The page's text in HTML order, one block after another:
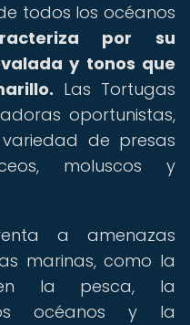
todos los océanos
por su
y tonos que
Las Tortugas
oportunistas,
de presas
moluscos y
a amenazas
marinas, como la
la pesca, la
océanos y la